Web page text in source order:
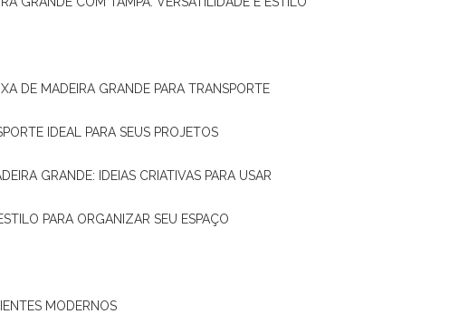
DE MADEIRA GRANDE PARA TRANSPORTE
IDEAL PARA SEUS PROJETOS
GRANDE: IDEIAS CRIATIVAS PARA USAR
PARA ORGANIZAR SEU ESPAÇO
MODERNOS